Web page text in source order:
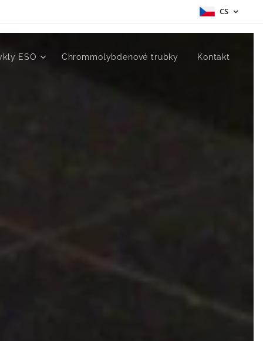
CS
ESO Chrommolybdenové trubky Kontakt